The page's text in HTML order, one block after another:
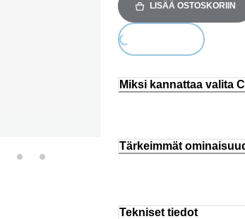
LISÄÄ OSTOSKORIIN
Loading...
Miksi kannattaa valita
Tärkeimmät
Tekniset tiedot